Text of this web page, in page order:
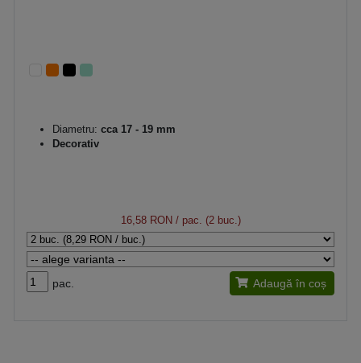
Diametru: cca 17 - 19 mm
Decorativ
16,58 RON / pac. (2 buc.)
pac. Adaugă în coș